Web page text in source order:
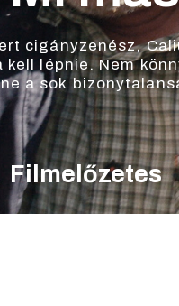
cigányzenész,
kell lépnie. Nem
a sok
Filmelőzetes